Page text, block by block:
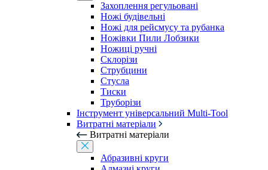
Захоплення регульовані
Ножі будівельні
Ножі для рейсмусу та рубанка
Ножівки Пили Лобзики
Ножиці ручні
Склорізи
Струбцини
Стусла
Тиски
Труборізи
Інструмент універсальний Multi-Tool
Витратні матеріали
Витратні матеріали
Абразивні круги